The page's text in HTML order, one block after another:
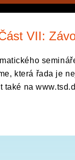
VII:
která řada je
také na